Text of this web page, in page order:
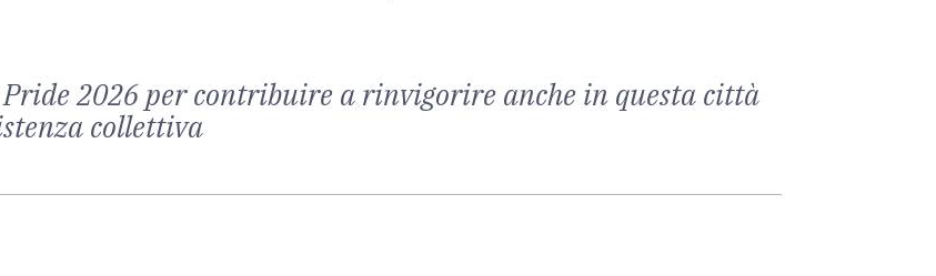
Pride 2026 per contribuire a rinvigorire anche in questa città
collettiva